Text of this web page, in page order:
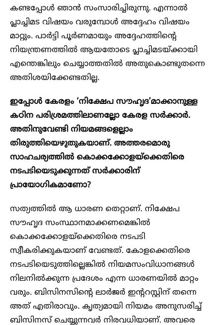
കണ്ടപ്പോള്‍ ഞാൻ സംസാരിച്ചിരുന്നു. എന്നാല്‍
പ്ലാച്ചിമട വിഷയം വരുമ്പോള്‍ അദ്ദേഹം വിഷയം
മാറ്റും. പാര്‍ട്ടി പൂര്‍ണമായും അദ്ദേഹത്തിന്റെ
നിയന്ത്രണത്തില്‍ ആയതോടെ പ്ലാച്ചിമടയ്ക്കായി
എന്തെങ്കിലും ചെയ്യാത്തതില്‍ അതുകൊണ്ടുതന്നെ
അതിശയിക്കേണ്ടതില്ല.
ഇപ്പോള്‍ കേരളം ‘നിക്ഷേപ സൗഹൃദ’മാക്കാനുള്ള
കഠിന പരിശ്രമത്തിലാണല്ലോ കേരള സര്‍ക്കാര്‍.
അതിനുവേണ്ടി നിയമങ്ങളെല്ലാം
തിരുത്തിയെഴുതുകയാണ്. അത്തരമൊരു
സാഹചര്യത്തില്‍ കൊക്കക്കോളയ്‌ക്കെതിരെ
നടപടിയെടുക്കുന്നത് സര്‍ക്കാരിന്
പ്രായോഗികമാണോ?
സത്യത്തില്‍ ആ ധാരണ തെറ്റാണ്. നിക്ഷേപ
സൗഹൃദ സംസ്ഥാനമാക്കണമെങ്കില്‍
കൊക്കക്കോളയ്‌ക്കെതിരെ നടപടി
സ്വീകരിക്കുകയാണ് വേണ്ടത്. കോളക്കെതിരെ
നടപടിയെടുത്തില്ലെങ്കില്‍ നിയമസംവിധാനങ്ങള്‍
നിലനില്‍ക്കുന്ന പ്രദേശം എന്ന ധാരണയില്‍ മാറ്റം
വരും. ബിസിനസിന്റെ ലാര്‍ജര്‍ ഇന്ററസ്റ്റിന് തന്നെ
അത് എതിരാവും. കൃത്യമായി നിയമം അനുസരിച്ച്
ബിസിനസ് ചെയ്യുന്നവര്‍ നിരവധിയാണ്. അവരെ